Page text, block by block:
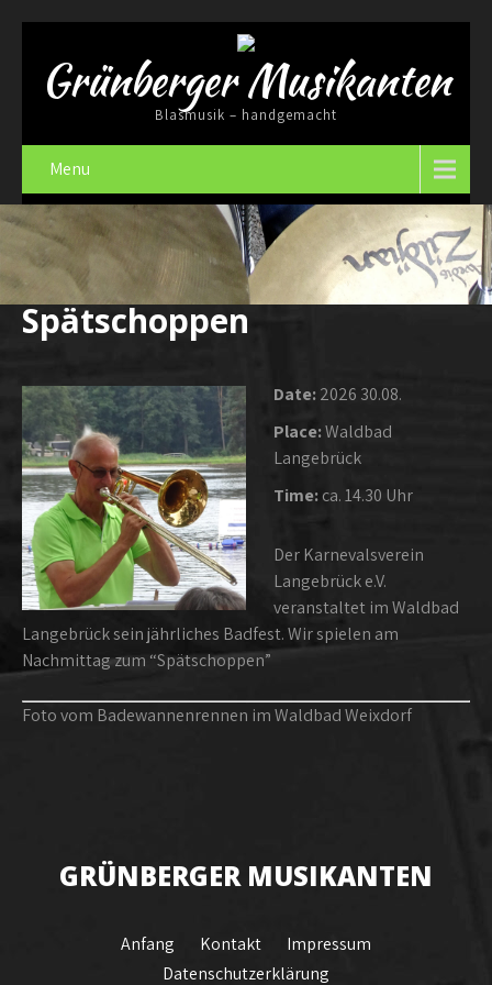
Grünberger Musikanten
Blasmusik – handgemacht
Menu
Spätschoppen
Date:2026 30.08.
Place:Waldbad
Langebrück
Time:ca. 14.30 Uhr
Der Karnevalsverein
Langebrück e.V.
veranstaltet im Waldbad
Langebrück sein jährliches Badfest. Wir spielen am
Nachmittag zum “Spätschoppen”
Foto vom Badewannenrennen im Waldbad Weixdorf
GRÜNBERGER MUSIKANTEN
Anfang Kontakt
Impressum
Datenschutzerklärung